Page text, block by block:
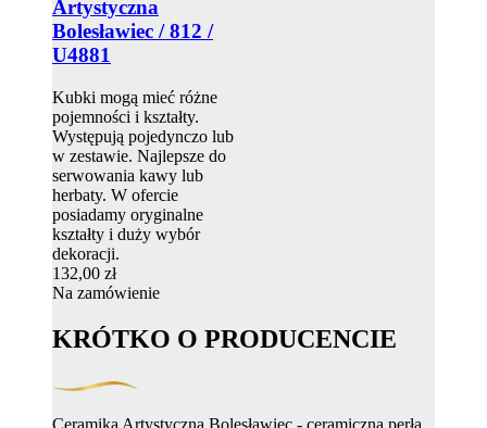
Artystyczna
Bolesławiec / 812 /
U4881
Kubki mogą mieć różne
pojemności i kształty.
Występują pojedynczo lub
w zestawie. Najlepsze do
serwowania kawy lub
herbaty. W ofercie
posiadamy oryginalne
kształty i duży wybór
dekoracji.
132,00 zł
Na zamówienie
KRÓTKO O PRODUCENCIE
Ceramika Artystyczna Bolesławiec - ceramiczna perła